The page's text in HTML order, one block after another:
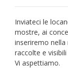
Inviateci le
mostre, ai
inseriremo
raccolte e
Vi aspettiamo.